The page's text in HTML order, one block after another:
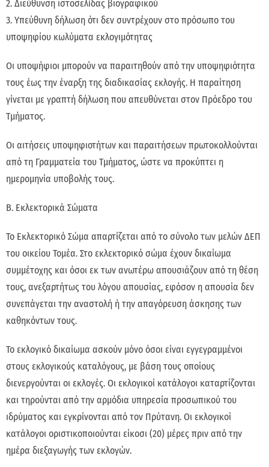
2. Διεύθυνση ιστοσελίδας βιογραφικού
3. Υπεύθυνη δήλωση ότι δεν συντρέχουν στο πρόσωπο του
υποψηφίου κωλύματα εκλογιμότητας
Οι υποψήφιοι μπορούν να παραιτηθούν από την υποψηφιότητα
τους έως την έναρξη της διαδικασίας εκλογής. Η παραίτηση
γίνεται με γραπτή δήλωση που απευθύνεται στον Πρόεδρο του
Τμήματος.
Οι αιτήσεις υποψηφιοτήτων και παραιτήσεων πρωτοκολλούνται
από τη Γραμματεία του Τμήματος, ώστε να προκύπτει η
ημερομηνία υποβολής τους.
Β. Εκλεκτορικά Σώματα
Το Εκλεκτορικό Σώμα απαρτίζεται από το σύνολο των μελών ΔΕΠ
του οικείου Τομέα. Στο εκλεκτορικό σώμα έχουν δικαίωμα
συμμέτοχης και όσοι εκ των ανωτέρω απουσιάζουν από τη θέση
τους, ανεξαρτήτως του λόγου απουσίας, εφόσον η απουσία δεν
συνεπάγεται την αναστολή ή την απαγόρευση άσκησης των
καθηκόντων τους.
Το εκλογικό δικαίωμα ασκούν μόνο όσοι είναι εγγεγραμμένοι
στους εκλογικούς καταλόγους, με βάση τους οποίους
διενεργούνται οι εκλογές. Οι εκλογικοί κατάλογοι καταρτίζονται
και τηρούνται από την αρμόδια υπηρεσία προσωπικού του
ιδρύματος και εγκρίνονται από τον Πρύτανη. Οι εκλογικοί
κατάλογοι οριστικοποιούνται είκοσι (20) μέρες πριν από την
ημέρα διεξαγωγής των εκλογών.